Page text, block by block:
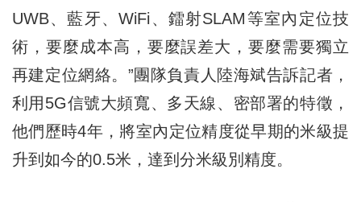
UWB、藍牙、WiFi、鐳射SLAM等室內定位技
術，要麼成本高，要麼誤差大，要麼需要獨立
再建定位網絡。”團隊負責人陸海斌告訴記者，
利用5G信號大頻寬、多天線、密部署的特徵，
他們歷時4年，將室內定位精度從早期的米級提
升到如今的0.5米，達到分米級別精度。